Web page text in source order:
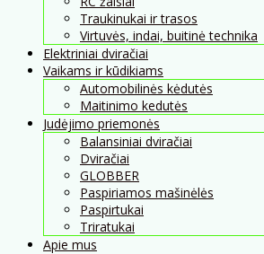
Traukinukai ir trasos
Virtuvės, indai, buitinė technika
Elektriniai dviračiai
Vaikams ir kūdikiams
Automobilinės kėdutės
Maitinimo kedutės
Judėjimo priemonės
Balansiniai dviračiai
Dviračiai
GLOBBER
Paspiriamos mašinėlės
Paspirtukai
Triratukai
Apie mus